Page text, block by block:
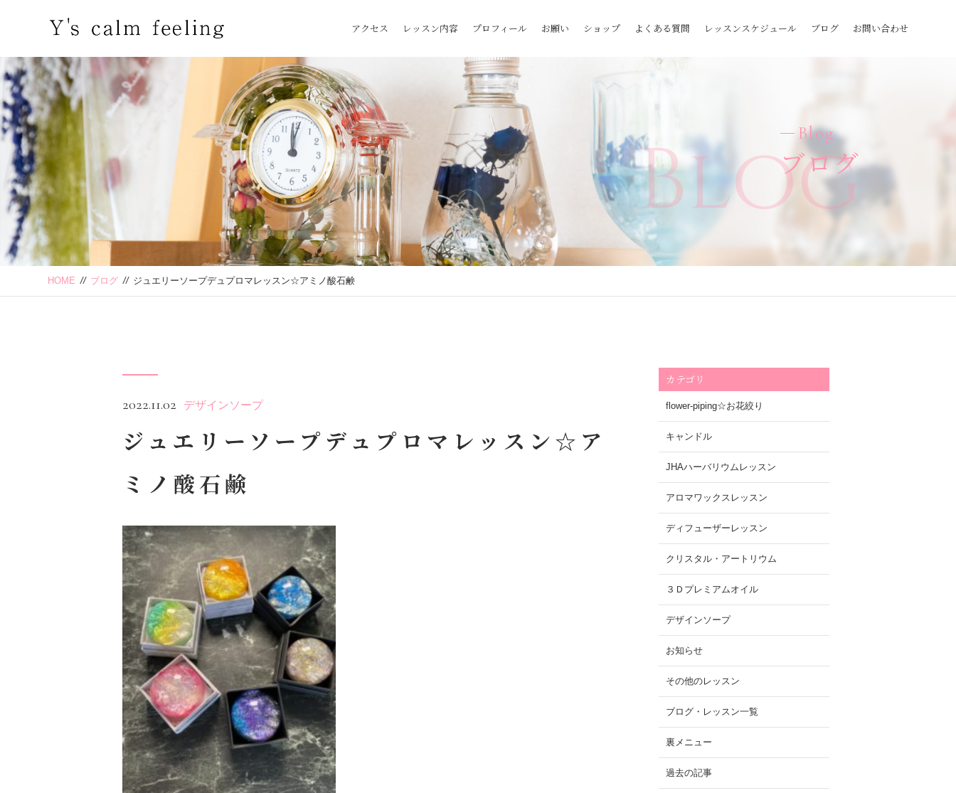
アクセス レッスン内容 プロフィール お願い ショップ よくある質問 レッスンスケジュール ブログ お問い合わせ
Blog
ブログ
Blog
HOME // ブログ // ジュエリーソープデュプロマレッスン☆アミノ酸石鹸
2022.11.02 デザインソープ
ジュエリーソープデュプロマレッスン☆ア
ミノ酸石鹸
カテゴリ
flower-piping☆お花絞り
キャンドル
JHAハーバリウムレッスン
アロマワックスレッスン
ディフューザーレッスン
クリスタル・アートリウム
３Ｄプレミアムオイル
デザインソープ
お知らせ
その他のレッスン
ブログ・レッスン一覧
裏メニュー
過去の記事